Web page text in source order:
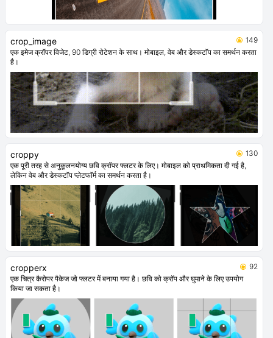
crop_image
149
एक इमेज क्रॉपर विजेट, 90 डिग्री रोटेशन के साथ। मोबाइल, वेब और डेस्कटॉप का समर्थन करता
है।
croppy
130
एक पूरी तरह से अनुकूलनयोग्य छवि क्रॉपर फ्लटर के लिए। मोबाइल को प्राथमिकता दी गई है,
लेकिन वेब और डेस्कटॉप प्लेटफॉर्म का समर्थन करता है।
cropperx
92
एक चित्र कैरोपर पैकेज जो फ्लटर में बनाया गया है। छवि को क्रॉप और घुमाने के लिए उपयोग
किया जा सकता है।